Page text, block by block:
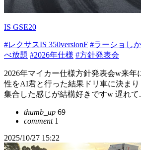
IS GSE20
#レクサスIS 350versionF #ラーショし
べ放題 #2026年仕様 #方針発表会
2026年マイカー仕様方針発表会w来年
性をAI君と行った結果ドリ車に決ま
集合した感じが結構好きですw 遅れて
thumb_up 69
comment1
2025/10/27 15:22